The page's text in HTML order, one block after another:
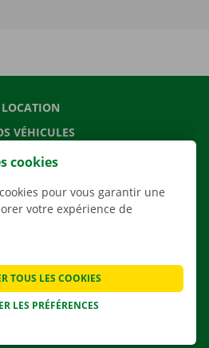
LOCATION
VÉHICULES
SERVICES
APPLI
NOUS
cookies
pour vous garantir une
votre expérience de
LES PRÉFÉRENCES
TOUS LES COOKIES